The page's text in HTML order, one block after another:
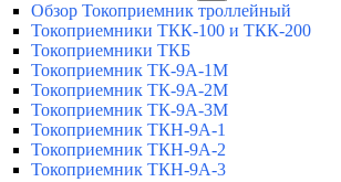
Обзор Токоприемник троллейный
Токоприемники ТКК-100 и ТКК-200
Токоприемники ТКБ
Токоприемник ТК-9А-1М
Токоприемник ТК-9А-2М
Токоприемник ТК-9А-3М
Токоприемник ТКН-9А-1
Токоприемник ТКН-9А-2
Токоприемник ТКН-9А-3